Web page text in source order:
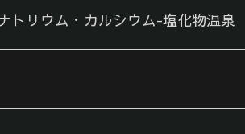
トリウム・カルシウム-塩化物温泉